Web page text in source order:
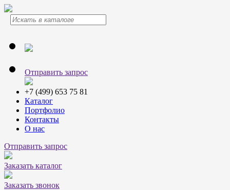
Отправить запрос
+7 (499) 653 75 81
Каталог
Портфолио
Контакты
О нас
Отправить запрос
Заказать каталог
Заказать звонок